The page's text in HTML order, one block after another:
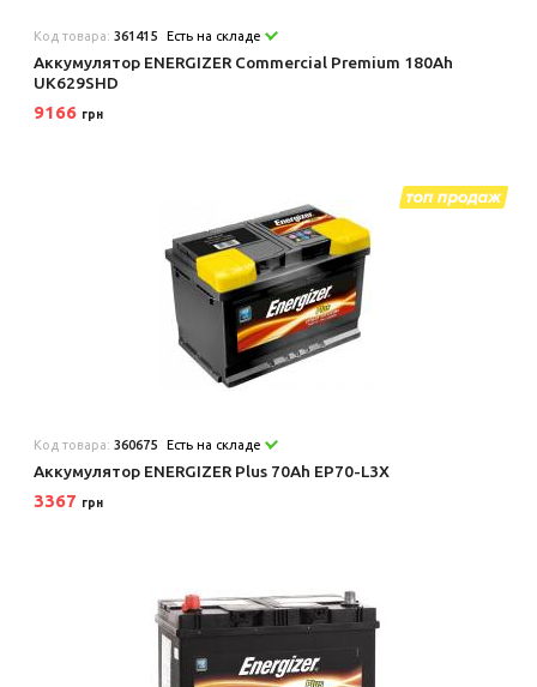
Код товара:361415 Есть на складе
Аккумулятор ENERGIZER Commercial Premium 180Ah
UK629SHD
9166 грн
Код товара:360675 Есть на складе
Аккумулятор ENERGIZER Plus 70Ah EP70-L3X
3367 грн